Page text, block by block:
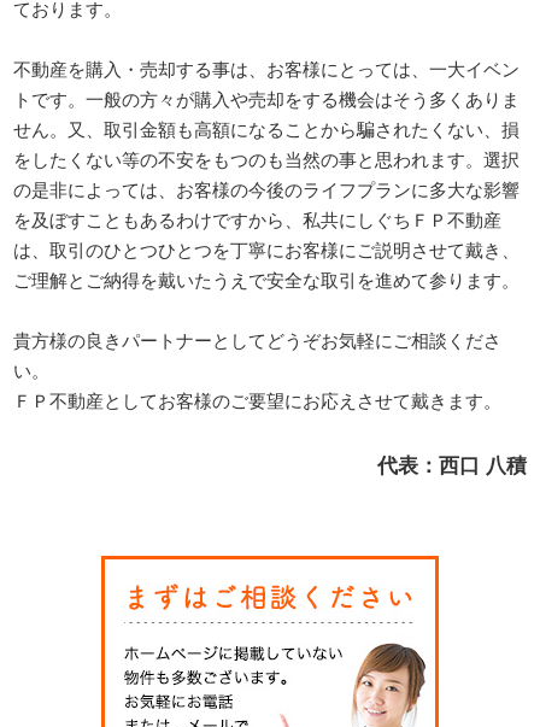
ております。
不動産を購入・売却する事は、お客様にとっては、一大イベン
トです。一般の方々が購入や売却をする機会はそう多くありま
せん。又、取引金額も高額になることから騙されたくない、損
をしたくない等の不安をもつのも当然の事と思われます。選択
の是非によっては、お客様の今後のライフプランに多大な影響
を及ぼすこともあるわけですから、私共にしぐちＦＰ不動産
は、取引のひとつひとつを丁寧にお客様にご説明させて戴き、
ご理解とご納得を戴いたうえで安全な取引を進めて参ります。
貴方様の良きパートナーとしてどうぞお気軽にご相談くださ
い。
ＦＰ不動産としてお客様のご要望にお応えさせて戴きます。
代表：西口 八積